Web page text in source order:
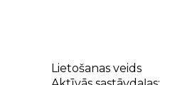
Lietošanas veids